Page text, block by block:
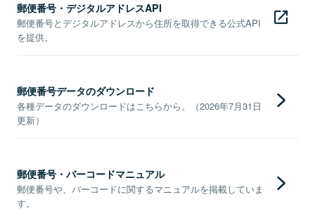
郵便番号・デジタルアドレスAPI
郵便番号とデジタルアドレスから住所を取得できる公式API
を提供。
郵便番号データのダウンロード
各種データのダウンロードはこちらから。（2026年7月31日
更新）
郵便番号・バーコードマニュアル
郵便番号や、バーコードに関するマニュアルを掲載していま
す。